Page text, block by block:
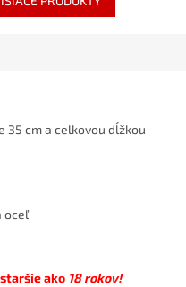
35 cm a celkovou dĺžkou
oceľ
ako 18 rokov!